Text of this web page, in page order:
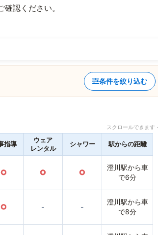
認ください。
条件を絞り込む
スクロールできま
指導
ウェア
レンタル
シャワー 駅からの距離
○ ○ ○
澄川駅から車
で6分
○ - -
澄川駅から車
で8分